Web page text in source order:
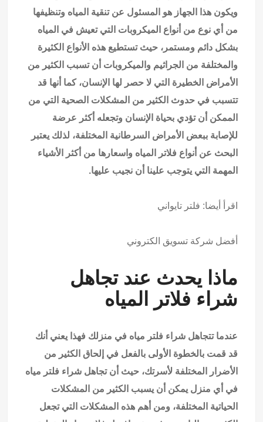
ويكون هذا الجهاز هو المسئول عن تنقية المياه وتنظيفها
من أي نوع من أنواع الميكروبات التي تعيش في المياه
بشكل دائم ومستمر، حيث تستطيع هذه الأنواع الكثيرة
والمختلفة من الجراثيم والميكروبات أن تسبب الكثير من
الأمراض الخطيرة التي لا حصر لها الإنسان، كما أنها قد
تتسبب في حدوث الكثير من المشكلات الصحية التي من
الممكن أن تؤدي بحياة الإنسان وتجعله أكثر عرضة
للإصابة ببعض الأمراض السرطانية المختلفة، لذلك يعتبر
البحث عن أنواع فلاتر المياه واسعارها من أكثر الأشياء
المهمة التي يتوجب علينا أن نجيب عليها.
اقرأ أيضا: فلتر تايواني
أفضل شركة تسويق الكتروني
ماذا يحدث عند تجاهل
شراء فلاتر المياه
عندما تتجاهل شراء فلتر مياه في منزلك فهذا يعني أنك
قد قمت بالخطوة الأولى بالفعل في إلحاق الكثير من
الأضرار المختلفة لأسرتك، حيث أن تجاهل شراء فلتر مياه
في أي منزل يمكن أن يسبب الكثير من المشكلات
الحياتية المختلفة، ومن أهم هذه المشكلات التي تجعل